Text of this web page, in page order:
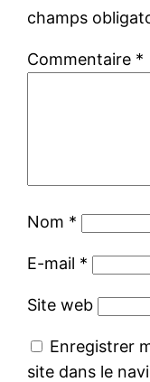
champs
Commentaire *
Nom *
E-mail *
Site web
Enregistrer
site dans le